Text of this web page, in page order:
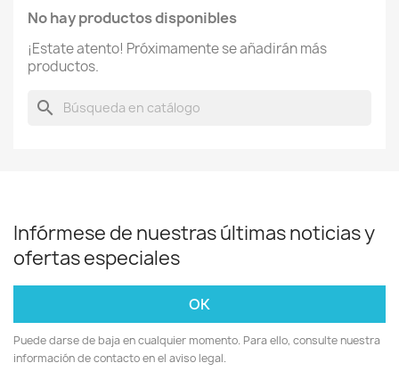
No hay productos disponibles
¡Estate atento! Próximamente se añadirán más
productos.
search
Infórmese de nuestras últimas noticias y
ofertas especiales
Puede darse de baja en cualquier momento. Para ello, consulte nuestra
información de contacto en el aviso legal.